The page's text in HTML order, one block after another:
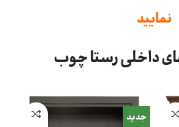
نمایید
داخلی رستا چوب
جدید